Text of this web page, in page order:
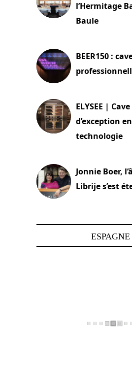
l’Hermitage
Baule
BEER150 :
ELYSEE |
d’exception
technologie
Jonnie Boer,
Librije s’est
ESPAGNE